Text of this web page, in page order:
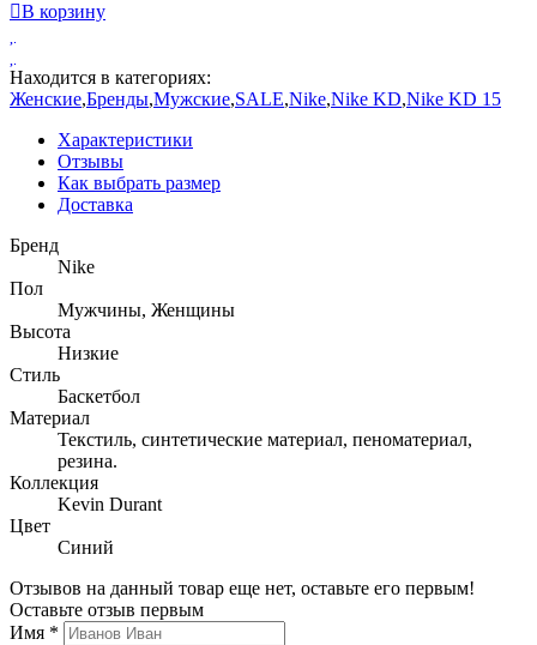
В корзину
Находится в категориях:
Женские,Бренды,Мужские,SALE,Nike,Nike KD,Nike KD 15
Характеристики
Отзывы
Как выбрать размер
Доставка
Бренд
Nike
Пол
Мужчины, Женщины
Высота
Низкие
Стиль
Баскетбол
Материал
Текстиль, синтетические материал, пеноматериал,
резина.
Коллекция
Kevin Durant
Цвет
Синий
Отзывов на данный товар еще нет, оставьте его первым!
Оставьте отзыв первым
Имя *